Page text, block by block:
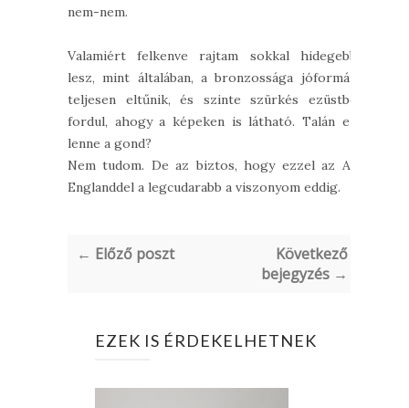
nem-nem.
Valamiért felkenve rajtam sokkal hidegebb
lesz, mint általában, a bronzossága jóformán
teljesen eltűnik, és szinte szürkés ezüstbe
fordul, ahogy a képeken is látható. Talán ez
lenne a gond?
Nem tudom. De az biztos, hogy ezzel az A-
Englanddel a legcudarabb a viszonyom eddig.
← Előző poszt
Következő
bejegyzés →
EZEK IS ÉRDEKELHETNEK